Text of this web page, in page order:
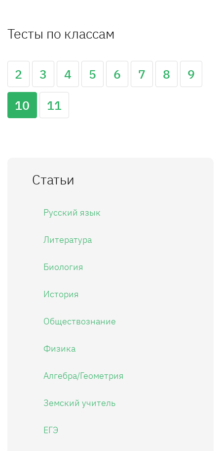
Тесты по классам
2 3 4 5 6 7 8
9
10
11
Статьи
Русский язык
Литература
Биология
История
Обществознание
Физика
Алгебра/Геометрия
Земский учитель
ЕГЭ